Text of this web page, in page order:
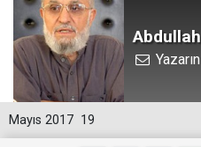
19
Mayıs 2017